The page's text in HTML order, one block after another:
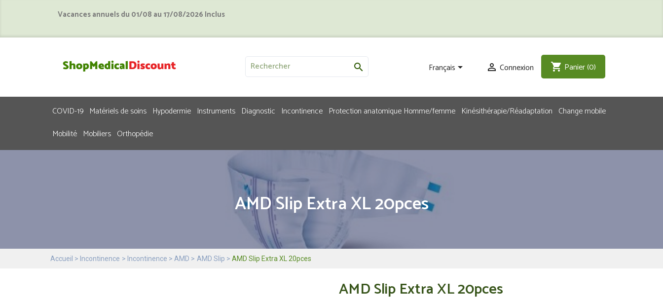
Vacances annuels du 01/08 au 17/08/2026 Inclus
 Français  Connexion shopping_cart Panier(0)
COVID-19 Matériels de soins Hypodermie Instruments Diagnostic Incontinence Protection anatomique Homme/femme Kinésithérapie/Réadaptation Change mobile
Mobilité Mobiliers Orthopédie
AMD Slip Extra XL 20pces
Accueil Incontinence Incontinence AMD AMD Slip AMD Slip Extra XL 20pces
AMD Slip Extra XL 20pces